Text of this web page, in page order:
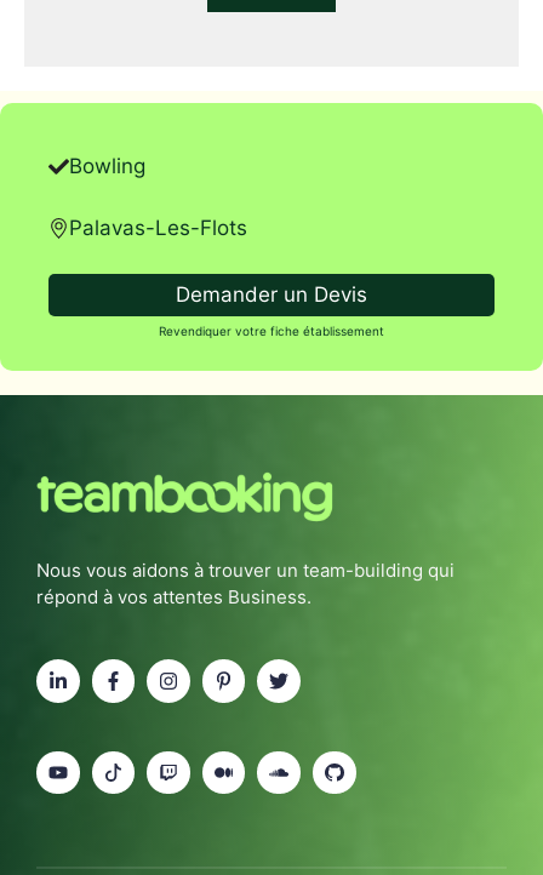
Bowling
Palavas-Les-Flots
Demander un Devis
Revendiquer votre fiche établissement
Nous vous aidons à trouver un team-building qui
répond à vos attentes Business.